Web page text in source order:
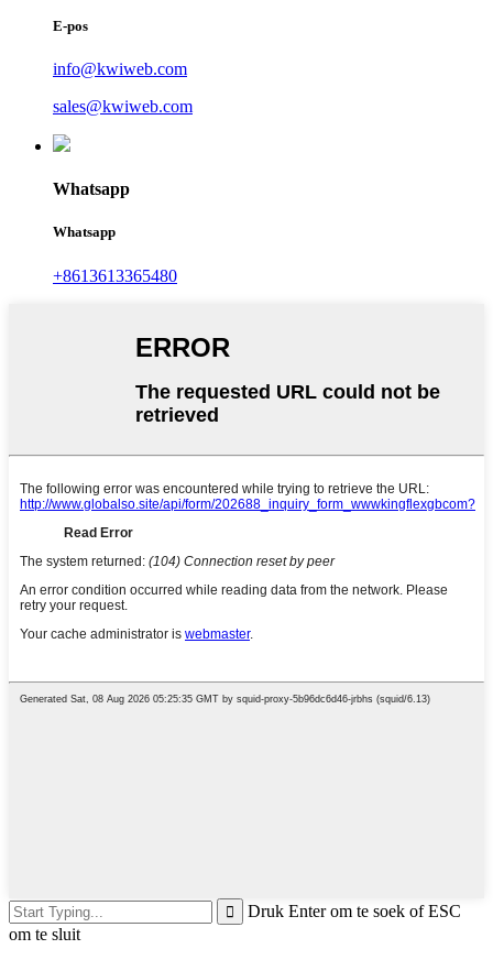
E-pos
info@kwiweb.com
sales@kwiweb.com
Whatsapp
Whatsapp
+8613613365480
Druk Enter om te soek of ESC
om te sluit